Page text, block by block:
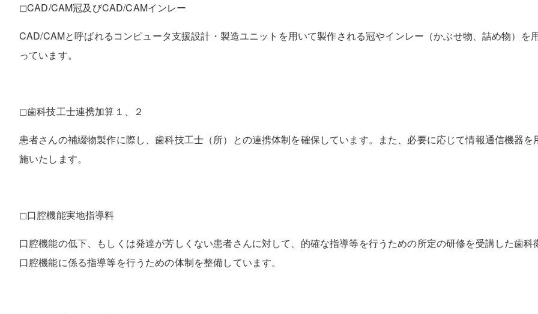
◻︎CAD/CAM冠及びCAD/CAMインレー
CAD/CAMと呼ばれるコンピュータ支援設計・製造ユニットを用いて製作される冠やインレー（かぶせ物、詰め物）を
っています。
◻︎歯科技工士連携加算１、２
患者さんの補綴物製作に際し、歯科技工士（所）との連携体制を確保しています。また、必要に応じて情報通信機器を
施いたします。
◻︎口腔機能実地指導料
口腔機能の低下、もしくは発達が芳しくない患者さんに対して、的確な指導等を行うための所定の研修を受講した歯科
口腔機能に係る指導等を行うための体制を整備しています。